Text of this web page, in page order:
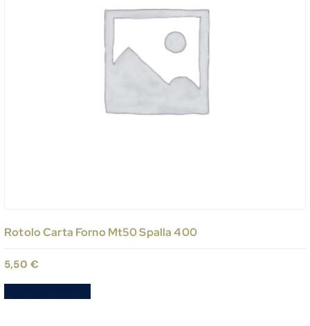
Rotolo Carta Forno Mt50 Spalla 400
5,50 €